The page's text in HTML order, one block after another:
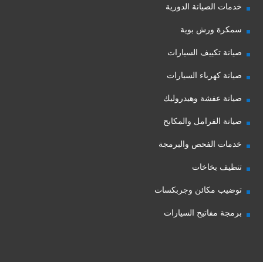
خدمات الصيانة الدورية
سمكرة ورش بوية
صيانة تكييف السيارات
صيانة كهرباء السيارات
صيانة عفشة وهيدروليك
صيانة الفرامل والمكابح
خدمات الفحص والبرمجة
تنظيف بخاخات
توضيب مكائن وجربكسات
برمجة مفاتيح السيارات